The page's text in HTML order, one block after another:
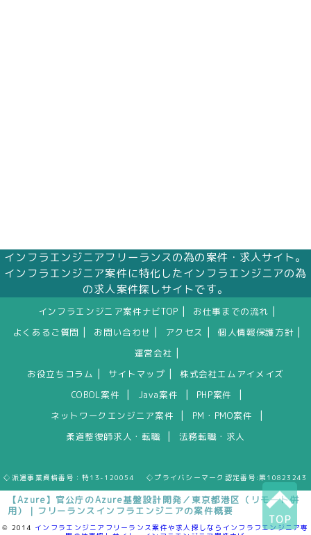
【Azure】官公庁のAzure基盤設計開発／東京都港区（リモート併
用）｜フリーランスインフラエンジニアの案件概要
インフラエンジニアフリーランスの為の案件・求人サイト。
インフラエンジニア案件に特化したインフラエンジニアの為
の求人案件探しサイトです。
TOP
インフラエンジニア案件ナビTOP お仕事までの流れ
よくあるご質問 お問い合わせ アクセス 個人情報保護方針
運営会社
お役立ちコラム サイトマップ
株式会社エムアイメイズ
COBOL案件
Java案件 PHP案件
ネットワークエンジニア案件 PM・PMO案件
柔道整復師求人・転職 法務転職・求人
◇派遣事業資格番号：特13-120054 ◇プライバシーマーク認定番号:第10823243
© 2014 インフラエンジニアフリーランス案件や求人探しならインフラフエンジニア専